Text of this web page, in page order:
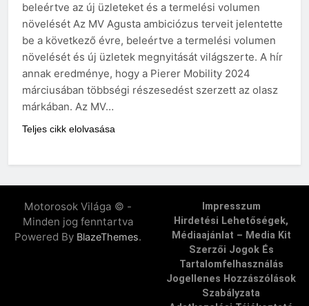
beleértve az új üzleteket és a termelési volumen
növelését Az MV Agusta ambiciózus terveit jelentette
be a következő évre, beleértve a termelési volumen
növelését és új üzletek megnyitását világszerte. A hír
annak eredménye, hogy a Pierer Mobility 2024
márciusában többségi részesedést szerzett az olasz
márkában. Az MV…
Teljes cikk elolvasása
Motorosok Világa © -
Minden jog fenntartva
Powered By BlazeThemes.
Impresszum
Hirdetési Lehetőségek,
Médiaajánlat – Media Kit
Szerzői Jogok És
Tartalomfelhasználás
Jogellenes Hozzászólások
Szabályzata